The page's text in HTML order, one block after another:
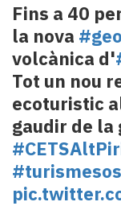
Fins a 40
la nova
volcànica d'
Tot un nou
ecoturistic
gaudir de la